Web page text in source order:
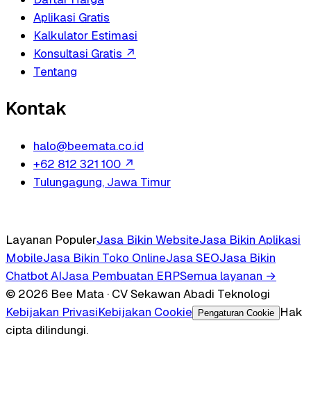
Aplikasi Gratis
Kalkulator Estimasi
Konsultasi Gratis ↗
Tentang
Kontak
halo@beemata.co.id
+62 812 321 100 ↗
Tulungagung, Jawa Timur
Layanan PopulerJasa Bikin WebsiteJasa Bikin Aplikasi
MobileJasa Bikin Toko OnlineJasa SEOJasa Bikin
Chatbot AIJasa Pembuatan ERPSemua layanan →
© 2026 Bee Mata · CV Sekawan Abadi Teknologi
Kebijakan PrivasiKebijakan Cookie Pengaturan Cookie
Hak
cipta dilindungi.